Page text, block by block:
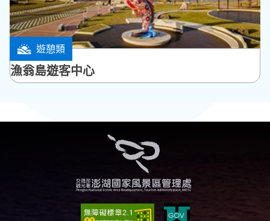
遊憩類
西嶼鄉
漁翁島遊客中心